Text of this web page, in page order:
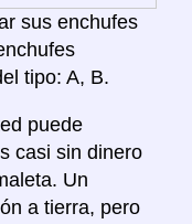
sus enchufes
tipo: A, B.
puede
casi sin dinero
Un
a tierra, pero